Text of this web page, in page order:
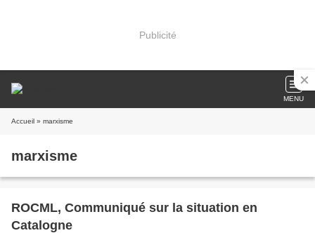
Publicité
MENU
Accueil » marxisme
marxisme
ROCML, Communiqué sur la situation en
Catalogne